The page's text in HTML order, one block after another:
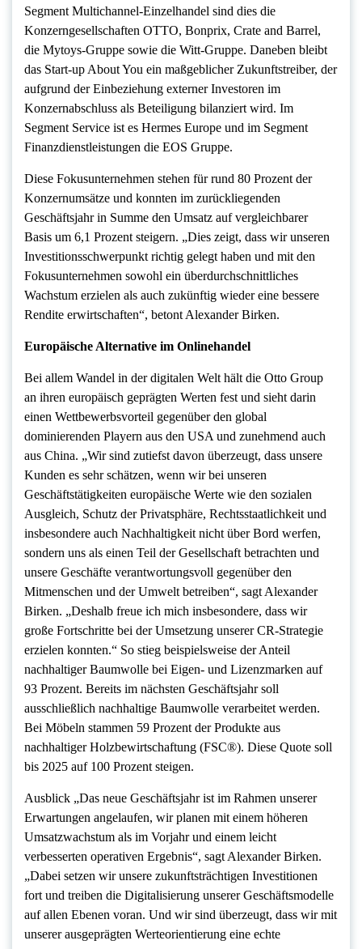
Segment Multichannel-Einzelhandel sind dies die
Konzerngesellschaften OTTO, Bonprix, Crate and Barrel,
die Mytoys-Gruppe sowie die Witt-Gruppe. Daneben bleibt
das Start-up About You ein maßgeblicher Zukunftstreiber, der
aufgrund der Einbeziehung externer Investoren im
Konzernabschluss als Beteiligung bilanziert wird. Im
Segment Service ist es Hermes Europe und im Segment
Finanzdienstleistungen die EOS Gruppe.
Diese Fokusunternehmen stehen für rund 80 Prozent der
Konzernumsätze und konnten im zurückliegenden
Geschäftsjahr in Summe den Umsatz auf vergleichbarer
Basis um 6,1 Prozent steigern. „Dies zeigt, dass wir unseren
Investitionsschwerpunkt richtig gelegt haben und mit den
Fokusunternehmen sowohl ein überdurchschnittliches
Wachstum erzielen als auch zukünftig wieder eine bessere
Rendite erwirtschaften“, betont Alexander Birken.
Europäische Alternative im Onlinehandel
Bei allem Wandel in der digitalen Welt hält die Otto Group
an ihren europäisch geprägten Werten fest und sieht darin
einen Wettbewerbsvorteil gegenüber den global
dominierenden Playern aus den USA und zunehmend auch
aus China. „Wir sind zutiefst davon überzeugt, dass unsere
Kunden es sehr schätzen, wenn wir bei unseren
Geschäftstätigkeiten europäische Werte wie den sozialen
Ausgleich, Schutz der Privatsphäre, Rechtsstaatlichkeit und
insbesondere auch Nachhaltigkeit nicht über Bord werfen,
sondern uns als einen Teil der Gesellschaft betrachten und
unsere Geschäfte verantwortungsvoll gegenüber den
Mitmenschen und der Umwelt betreiben“, sagt Alexander
Birken. „Deshalb freue ich mich insbesondere, dass wir
große Fortschritte bei der Umsetzung unserer CR-Strategie
erzielen konnten.“ So stieg beispielsweise der Anteil
nachhaltiger Baumwolle bei Eigen- und Lizenzmarken auf
93 Prozent. Bereits im nächsten Geschäftsjahr soll
ausschließlich nachhaltige Baumwolle verarbeitet werden.
Bei Möbeln stammen 59 Prozent der Produkte aus
nachhaltiger Holzbewirtschaftung (FSC®). Diese Quote soll
bis 2025 auf 100 Prozent steigen.
Ausblick „Das neue Geschäftsjahr ist im Rahmen unserer
Erwartungen angelaufen, wir planen mit einem höheren
Umsatzwachstum als im Vorjahr und einem leicht
verbesserten operativen Ergebnis“, sagt Alexander Birken.
„Dabei setzen wir unsere zukunftsträchtigen Investitionen
fort und treiben die Digitalisierung unserer Geschäftsmodelle
auf allen Ebenen voran. Und wir sind überzeugt, dass wir mit
unserer ausgeprägten Werteorientierung eine echte